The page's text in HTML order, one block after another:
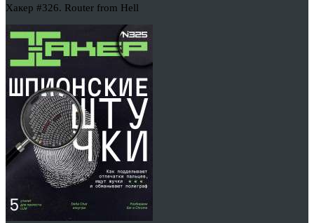
Хакер #326. Router from Hell